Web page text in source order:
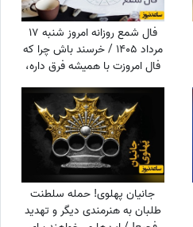
فال شمع روزانه امروز شنبه 17
مرداد 1405 / خرسند باش چرا که
فال امروزت با همیشه فرق داره،
تغییر بزرگی در راهه، ثروت، عشق
یا سفر
جانیان پهلوی! حمله سلطنت
طلبان به هنرمندی دیگر و تهدید